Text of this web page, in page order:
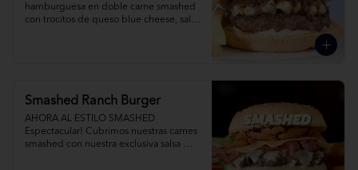
hamburguesa en doble carne smashed
con trocitos de queso blue cheese, salsa
Smashed Ranch Burger
AHORA AL ESTILO SMASHED
Espectacular! Cubrimos nuestras carnes
smashed con nuestra exclusiva salsa